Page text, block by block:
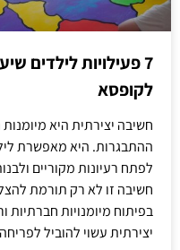
7 פעילויות לילדים
לקופסא
חשיבה יצירתית היא
ההתבגרות. היא מאפשרת
לפתח רעיונות מקוריים
חשיבה זו לא רק תורמת
בפיתוח מיומנויות חברתיות
יצירתית עשוי להוביל